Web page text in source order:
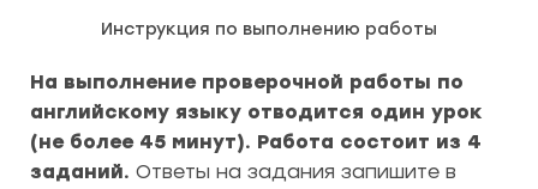
Инструкция по выполнению работы
На выполнение проверочной работы по
английскому языку отводится один урок
(не более 45 минут). Работа состоит из 4
заданий. Ответы на задания запишите в